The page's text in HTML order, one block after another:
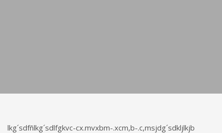
lkg´sdfñlkg´sdlfgkvc-cx.mvxbm-.xcm,b-.c,msjdg´sdkljlkjb